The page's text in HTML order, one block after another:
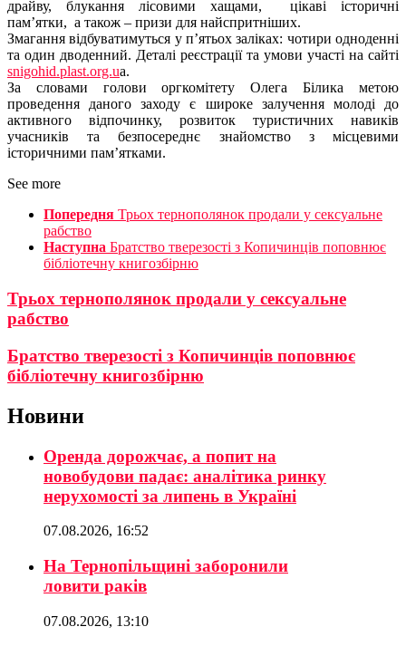
драйву, блукання лісовими хащами, цікаві історичні
пам’ятки, а також – призи для найспритніших.
Змагання відбуватимуться у п’ятьох заліках: чотири одноденні
та один дводенний. Деталі реєстрації та умови участі на сайті
snigohid.plast.org.ua.
За словами голови оргкомітету Олега Білика метою
проведення даного заходу є широке залучення молоді до
активного відпочинку, розвиток туристичних навиків
учасників та безпосереднє знайомство з місцевими
історичними пам’ятками.
See more
Попередня Трьох тернополянок продали у сексуальне
рабство
Наступна Братство тверезості з Копичинців поповнює
бібліотечну книгозбірню
Трьох тернополянок продали у сексуальне
рабство
Братство тверезості з Копичинців поповнює
бібліотечну книгозбірню
Новини
Оренда дорожчає, а попит на
новобудови падає: аналітика ринку
нерухомості за липень в Україні
07.08.2026, 16:52
На Тернопільщині заборонили
ловити раків
07.08.2026, 13:10